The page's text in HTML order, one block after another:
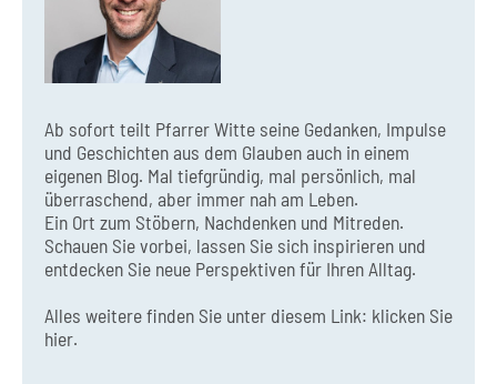
Ab sofort teilt Pfarrer Witte seine Gedanken, Impulse
und Geschichten aus dem Glauben auch in einem
eigenen Blog. Mal tiefgründig, mal persönlich, mal
überraschend, aber immer nah am Leben.
Ein Ort zum Stöbern, Nachdenken und Mitreden.
Schauen Sie vorbei, lassen Sie sich inspirieren und
entdecken Sie neue Perspektiven für Ihren Alltag.
Alles weitere finden Sie unter diesem Link: klicken Sie
hier.